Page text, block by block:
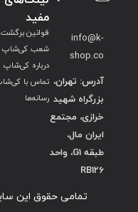
info@k-
shop.co
آدرس: تهران،
بزرگراه شهید
خرازی، مجتمع
ایران مال،
طبقه G1، واحد
RB126
مفید
قوانین برگشت
شعب کی‌شاپ
درباره کی‌شاپ
تماس با
رسانه‌ها
تمامی حقوق این